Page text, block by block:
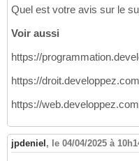
Quel est votre avis sur le
Voir aussi
https://
https://
https://
jpdeniel, le 04/04/2025 à